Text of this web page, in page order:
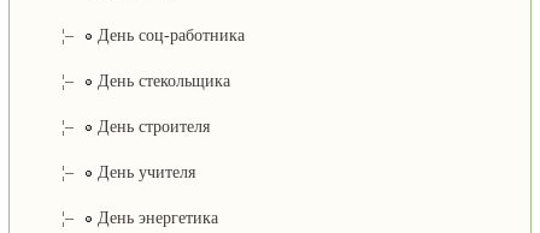
¦– День соц-работника
¦– День стекольщика
¦– День строителя
¦– День учителя
¦– День энергетика